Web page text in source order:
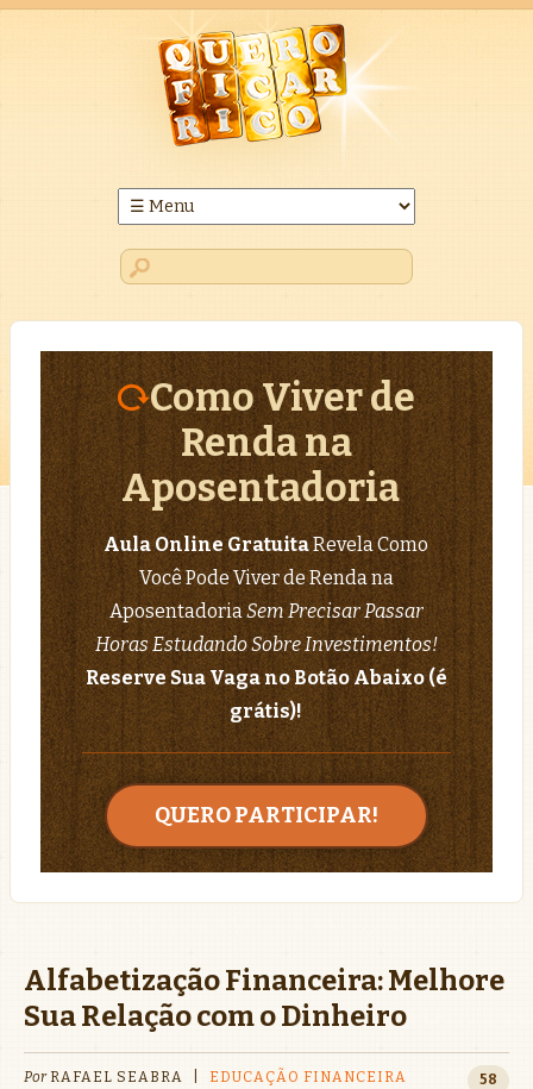
Como Viver de
Renda na
Aposentadoria
Aula Online GratuitaRevela Como
Você Pode Viver de Renda na
AposentadoriaSem Precisar Passar
Horas Estudando Sobre Investimentos!
Reserve Sua Vaga no Botão Abaixo (é
grátis)!
QUERO PARTICIPAR!
Alfabetização Financeira: Melhore
Sua Relação com o Dinheiro
Por RAFAEL SEABRA EDUCAÇÃO FINANCEIRA 58